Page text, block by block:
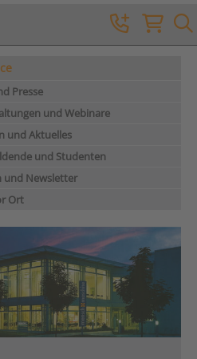
Presse
und Webinare
und Aktuelles
und Studenten
und Newsletter
Ort